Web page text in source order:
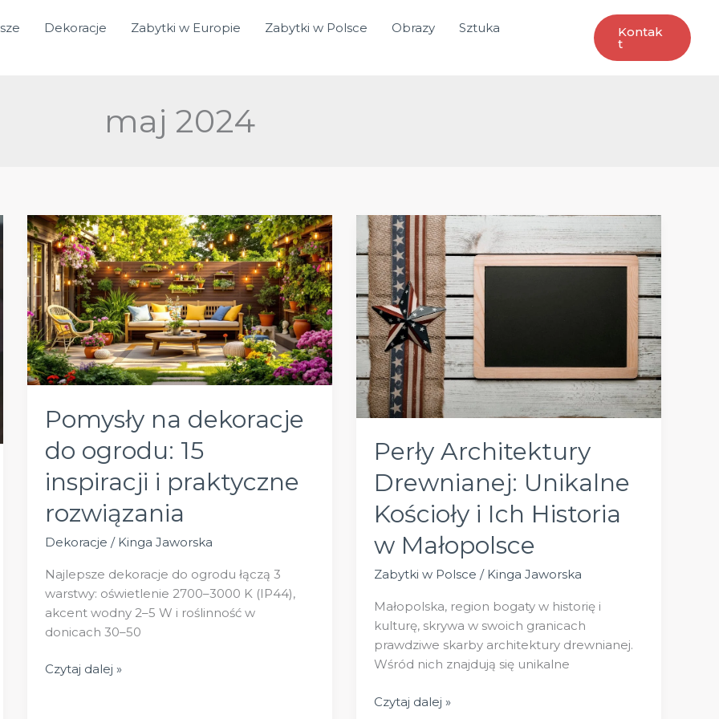
Dekoracje Zabytki w Europie Zabytki w Polsce Obrazy
Sztuka
Kontak
T
maj 2024
Pomysły na dekoracje
do ogrodu: 15
inspiracji i praktyczne
rozwiązania
Dekoracje / Kinga Jaworska
Najlepsze dekoracje do ogrodu łączą 3
warstwy: oświetlenie 2700–3000 K (IP44),
akcent wodny 2–5 W i roślinność w
donicach 30–50
Pomysły
Czytaj dalej »
Perły Architektury
Drewnianej: Unikalne
Kościoły i Ich Historia
w Małopolsce
Zabytki w Polsce / Kinga Jaworska
Małopolska, region bogaty w historię i
kulturę, skrywa w swoich granicach
prawdziwe skarby architektury drewnianej.
Wśród nich znajdują się unikalne
Perły
Czytaj dalej »